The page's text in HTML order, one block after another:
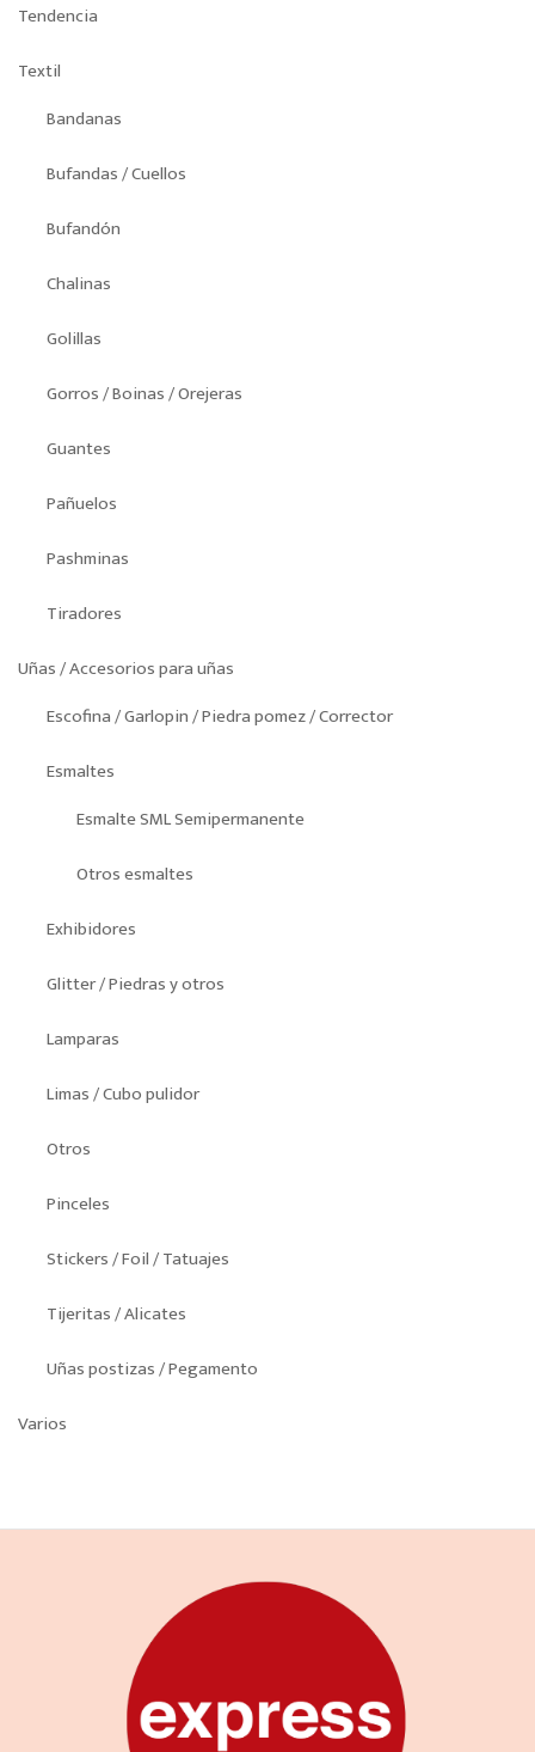
Tendencia
Textil
Bandanas
Bufandas / Cuellos
Bufandón
Chalinas
Golillas
Gorros / Boinas / Orejeras
Guantes
Pañuelos
Pashminas
Tiradores
Uñas / Accesorios para uñas
Escofina / Garlopin / Piedra pomez / Corrector
Esmaltes
Esmalte SML Semipermanente
Otros esmaltes
Exhibidores
Glitter / Piedras y otros
Lamparas
Limas / Cubo pulidor
Otros
Pinceles
Stickers / Foil / Tatuajes
Tijeritas / Alicates
Uñas postizas / Pegamento
Varios